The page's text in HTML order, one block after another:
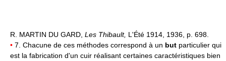
R. MARTIN DU GARD, Les Thibault, L'Été 1914, 1936, p. 698.
• 7. Chacune de ces méthodes correspond à un but particulier qui
est la fabrication d'un cuir réalisant certaines caractéristiques bien